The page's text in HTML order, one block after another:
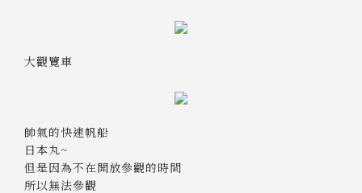
大觀覽車
帥氣的快速帆船
日本丸~
但是因為不在開放參觀的時間
所以無法參觀